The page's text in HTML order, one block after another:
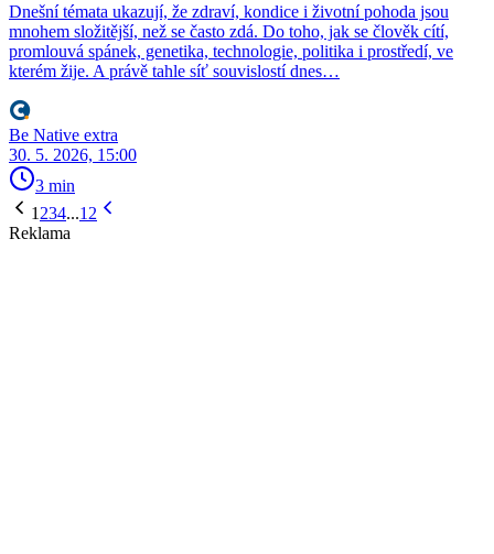
Dnešní témata ukazují, že zdraví, kondice i životní pohoda jsou
mnohem složitější, než se často zdá. Do toho, jak se člověk cítí,
promlouvá spánek, genetika, technologie, politika i prostředí, ve
kterém žije. A právě tahle síť souvislostí dnes…
Be Native extra
30. 5. 2026, 15:00
3 min
1 234...12
Reklama